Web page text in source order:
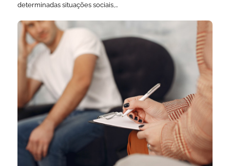
determinadas situações sociais,…